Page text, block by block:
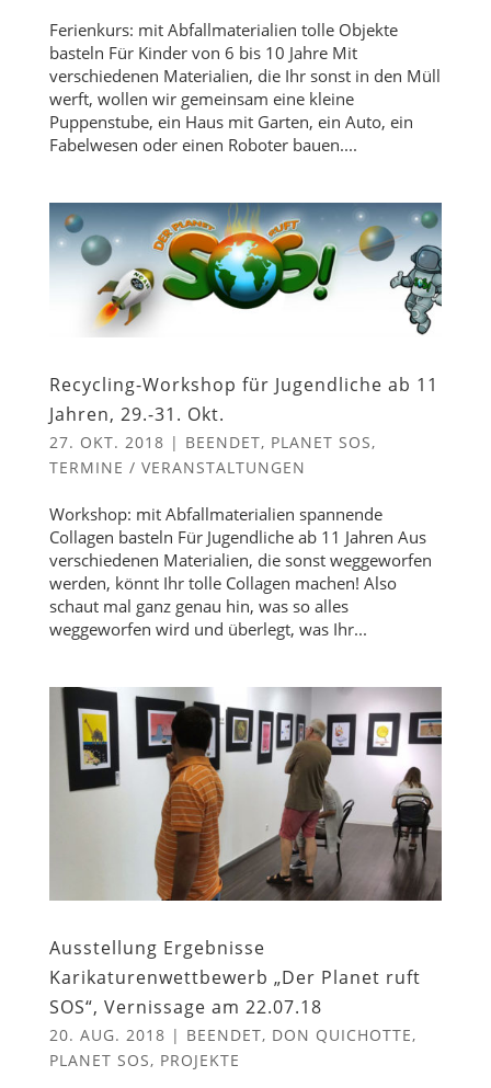
Ferienkurs: mit Abfallmaterialien tolle Objekte
basteln Für Kinder von 6 bis 10 Jahre Mit
verschiedenen Materialien, die Ihr sonst in den Müll
werft, wollen wir gemeinsam eine kleine
Puppenstube, ein Haus mit Garten, ein Auto, ein
Fabelwesen oder einen Roboter bauen....
Recycling-Workshop für Jugendliche ab 11
Jahren, 29.-31. Okt.
27. OKT. 2018 | BEENDET, PLANET SOS,
TERMINE / VERANSTALTUNGEN
Workshop: mit Abfallmaterialien spannende
Collagen basteln Für Jugendliche ab 11 Jahren Aus
verschiedenen Materialien, die sonst weggeworfen
werden, könnt Ihr tolle Collagen machen! Also
schaut mal ganz genau hin, was so alles
weggeworfen wird und überlegt, was Ihr...
Ausstellung Ergebnisse
Karikaturenwettbewerb „Der Planet ruft
SOS“, Vernissage am 22.07.18
20. AUG. 2018 | BEENDET, DON QUICHOTTE,
PLANET SOS, PROJEKTE